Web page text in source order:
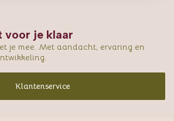
voor je klaar
je mee. Met aandacht, ervaring en
Klantenservice